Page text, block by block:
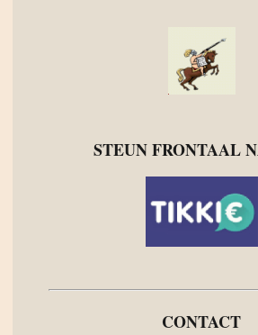
STEUN FRONTAAL
CONTACT